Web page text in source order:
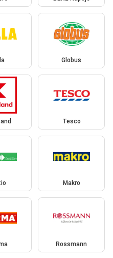
Globus
Tesco
Makro
Rossmann